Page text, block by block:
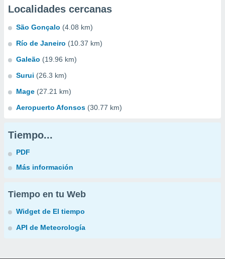
Localidades cercanas
São Gonçalo (4.08 km)
Río de Janeiro (10.37 km)
Galeão (19.96 km)
Surui (26.3 km)
Mage (27.21 km)
Aeropuerto Afonsos (30.77 km)
Tiempo...
PDF
Más información
Tiempo en tu Web
Widget de El tiempo
API de Meteorología